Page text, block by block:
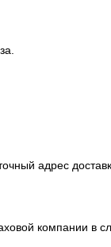
адрес
компании в